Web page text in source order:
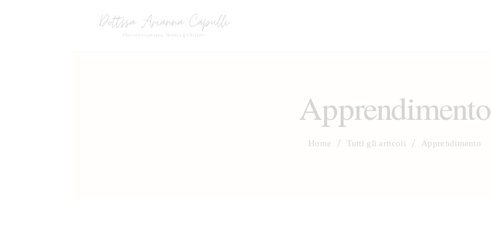
Apprendimento
Home Tutti gli articoli Apprendimento